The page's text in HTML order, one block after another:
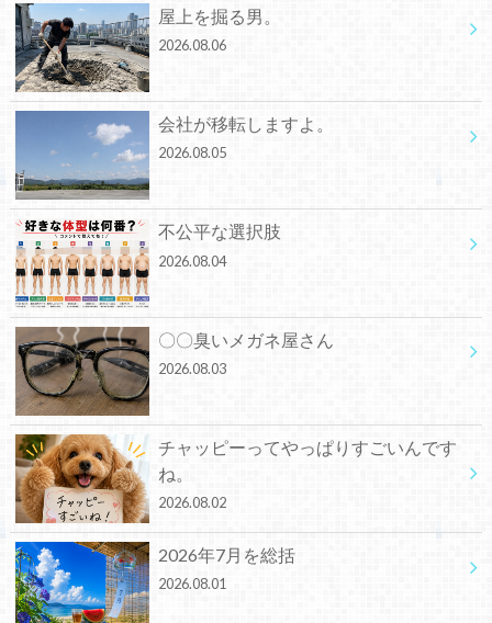
屋上を掘る男。
2026.08.06
会社が移転しますよ。
2026.08.05
不公平な選択肢
2026.08.04
〇〇臭いメガネ屋さん
2026.08.03
チャッピーってやっぱりすごいんです
ね。
2026.08.02
2026年7月を総括
2026.08.01